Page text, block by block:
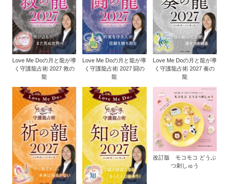
Love Me Doの月と龍が導
く守護龍占術 2027 救の
龍
Love Me Doの月と龍が導
く守護龍占術 2027 闘の
龍
Love Me Doの月と龍が導
く守護龍占術 2027 奏の
龍
改訂版 モコモコ どうぶ
つ刺しゅう